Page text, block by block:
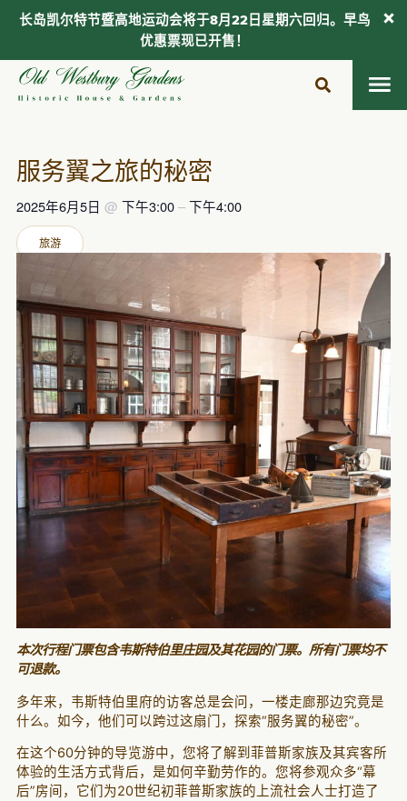
服务翼之旅的秘密
2025年6月5日 @ 下午3:00–下午4:00
旅游
本次行程门票包含韦斯特伯里庄园及其花园的门票。所有门票均不
可退款。
多年来，韦斯特伯里府的访客总是会问，一楼走廊那边究竟是
什么。如今，他们可以跨过这扇门，探索“服务翼的秘密”。
在这个60分钟的导览游中，您将了解到菲普斯家族及其宾客所
体验的生活方式背后，是如何辛勤劳作的。您将参观众多“幕
后”房间，它们为20世纪初菲普斯家族的上流社会人士打造了
长岛凯尔特节暨高地运动会将于8月22日星期六回归。早鸟
优惠票现已开售！